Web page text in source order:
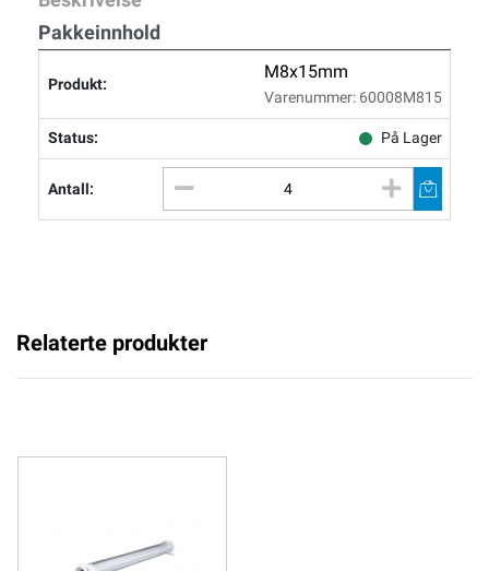
Pakkeinnhold
M8x15mm
Varenummer: 60008M815
På Lager
Relaterte produkter